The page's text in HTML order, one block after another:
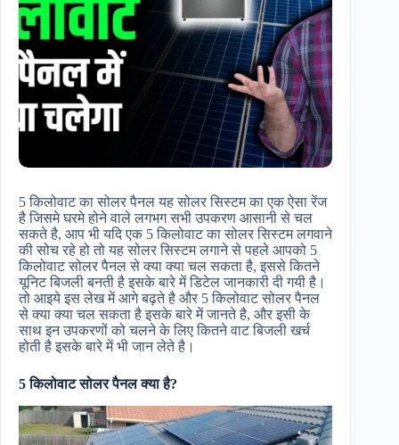
5 किलोवाट का सोलर पैनल यह सोलर सिस्टम का एक ऐसा रेंज
है जिसमे घरमे होने वाले लगभग सभी उपकरण आसानी से चल
सकते है, आप भी यदि एक 5 किलोवाट का सोलर सिस्टम लगवाने
की सोच रहे हो तो यह सोलर सिस्टम लगाने से पहले आपको 5
किलोवाट सोलर पैनल से क्या क्या चल सकता है, इससे कितने
यूनिट बिजली बनती है इसके बारे में डिटेल जानकारी दी गयी है।
तो आइये इस लेख में आगे बढ़ते है और 5 किलोवाट सोलर पैनल
से क्या क्या चल सकता है इसके बारे में जानते है, और इसी के
साथ इन उपकरणों को चलने के लिए कितने वाट बिजली खर्च
होती है इसके बारे में भी जान लेते है।
5 किलोवाट सोलर पैनल क्या है?